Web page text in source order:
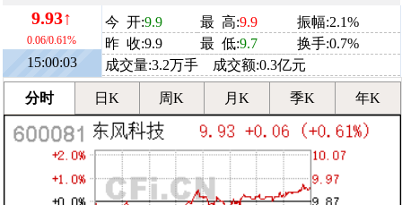
9.93↑
0.06/0.61%
15:00:03
今 开:9.9 最 高:9.9
振幅:2.1%
昨 收:9.9
最 低:9.7
换手:0.7%
成交量:3.2万手 成交额:0.3亿元
分时 日K 周K 月K 季K 年K